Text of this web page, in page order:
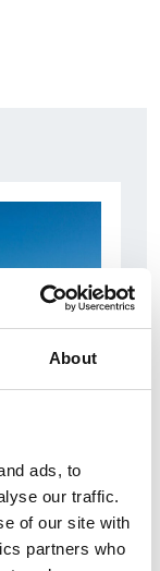
About
ads, to
our traffic.
of our site with
partners who
la